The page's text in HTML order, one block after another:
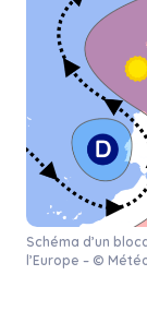
Schéma d’un
l’Europe – ©